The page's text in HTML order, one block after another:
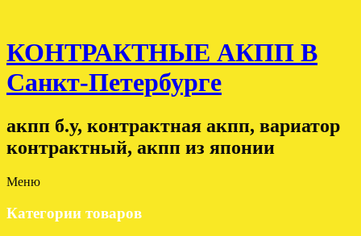
КОНТРАКТНЫЕ АКПП В
Санкт-Петербурге
акпп б.у, контрактная акпп, вариатор
контрактный, акпп из японии
Меню
Категории товаров